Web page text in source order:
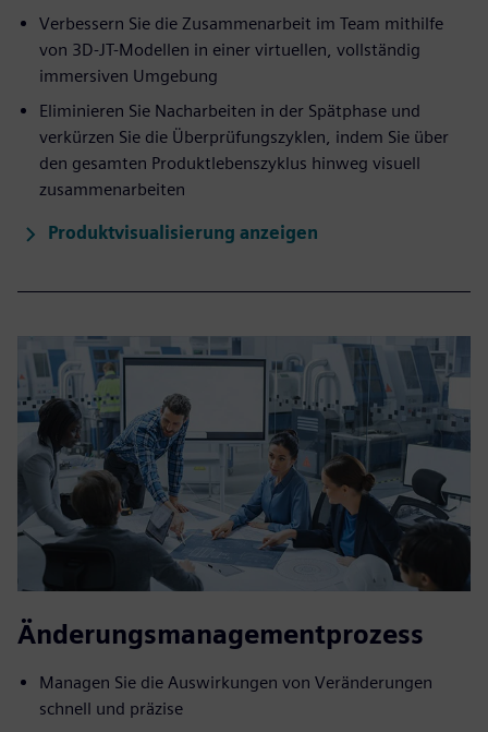
Verbessern Sie die Zusammenarbeit im Team mithilfe
von 3D-JT-Modellen in einer virtuellen, vollständig
immersiven Umgebung
Eliminieren Sie Nacharbeiten in der Spätphase und
verkürzen Sie die Überprüfungszyklen, indem Sie über
den gesamten Produktlebenszyklus hinweg visuell
zusammenarbeiten
Produktvisualisierung anzeigen
Änderungsmanagementprozess
Managen Sie die Auswirkungen von Veränderungen
schnell und präzise